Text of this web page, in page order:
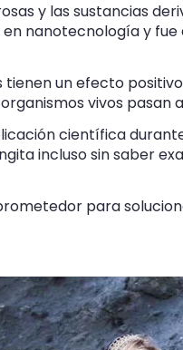
y las sustancias
nanotecnología y
un efecto
vivos pasan
científica
incluso sin saber
para